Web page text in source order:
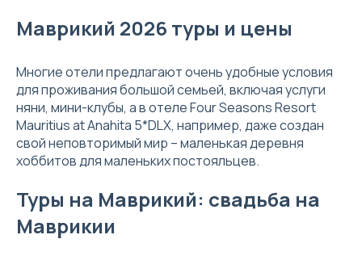
Маврикий 2026 туры и цены
Многие отели предлагают очень удобные условия
для проживания большой семьей, включая услуги
няни, мини-клубы, а в отеле Four Seasons Resort
Mauritius at Anahita 5*DLX, например, даже создан
свой неповторимый мир – маленькая деревня
хоббитов для маленьких постояльцев.
Туры на Маврикий: свадьба на
Маврикии